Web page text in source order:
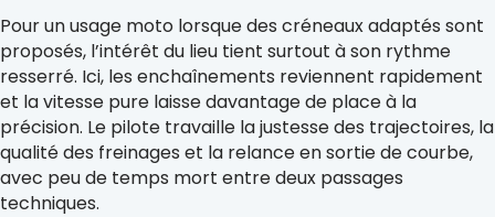
Pour un usage moto lorsque des créneaux adaptés sont
proposés, l’intérêt du lieu tient surtout à son rythme
resserré. Ici, les enchaînements reviennent rapidement
et la vitesse pure laisse davantage de place à la
précision. Le pilote travaille la justesse des trajectoires, la
qualité des freinages et la relance en sortie de courbe,
avec peu de temps mort entre deux passages
techniques.